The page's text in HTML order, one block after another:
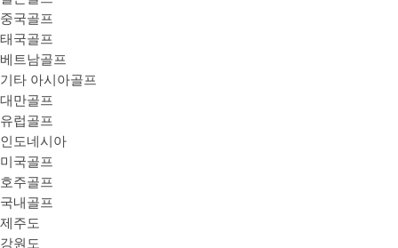
중국골프
태국골프
베트남골프
기타 아시아골프
대만골프
유럽골프
인도네시아
미국골프
호주골프
국내골프
제주도
강원도